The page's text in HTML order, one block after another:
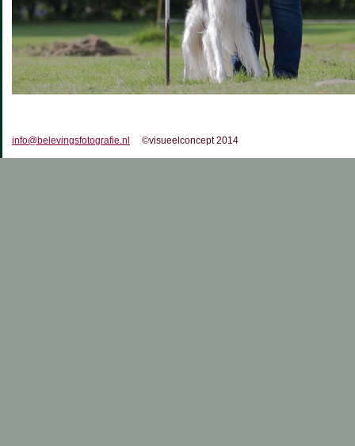
info@belevingsfotografie.nl ©visueelconcept 2014